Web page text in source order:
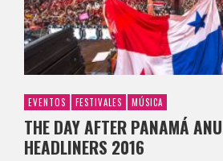
EVENTOS FESTIVALES MÚSICA
THE DAY AFTER PANAMÁ
HEADLINERS 2016